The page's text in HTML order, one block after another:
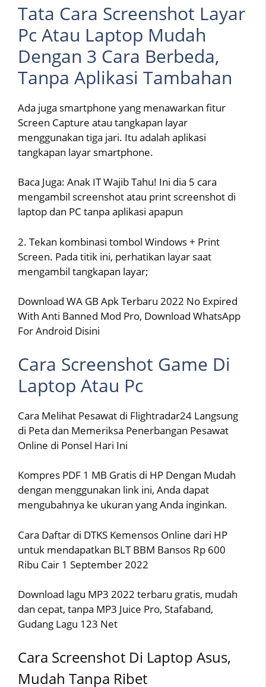
Tata Cara Screenshot Layar
Pc Atau Laptop Mudah
Dengan 3 Cara Berbeda,
Tanpa Aplikasi Tambahan
Ada juga smartphone yang menawarkan fitur
Screen Capture atau tangkapan layar
menggunakan tiga jari. Itu adalah aplikasi
tangkapan layar smartphone.
Baca Juga: Anak IT Wajib Tahu! Ini dia 5 cara
mengambil screenshot atau print screenshot di
laptop dan PC tanpa aplikasi apapun
2. Tekan kombinasi tombol Windows + Print
Screen. Pada titik ini, perhatikan layar saat
mengambil tangkapan layar;
Download WA GB Apk Terbaru 2022 No Expired
With Anti Banned Mod Pro, Download WhatsApp
For Android Disini
Cara Screenshot Game Di
Laptop Atau Pc
Cara Melihat Pesawat di Flightradar24 Langsung
di Peta dan Memeriksa Penerbangan Pesawat
Online di Ponsel Hari Ini
Kompres PDF 1 MB Gratis di HP Dengan Mudah
dengan menggunakan link ini, Anda dapat
mengubahnya ke ukuran yang Anda inginkan.
Cara Daftar di DTKS Kemensos Online dari HP
untuk mendapatkan BLT BBM Bansos Rp 600
Ribu Cair 1 September 2022
Download lagu MP3 2022 terbaru gratis, mudah
dan cepat, tanpa MP3 Juice Pro, Stafaband,
Gudang Lagu 123 Net
Cara Screenshot Di Laptop Asus,
Mudah Tanpa Ribet